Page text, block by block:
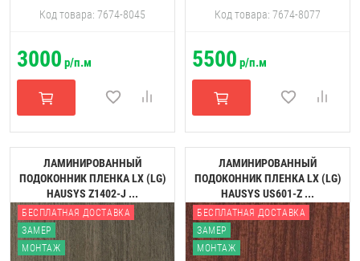
Код товара: 7674-8045
3000 р/п.м
Код товара: 7674-8077
5500 р/п.м
ЛАМИНИРОВАННЫЙ
ПОДОКОННИК ПЛЕНКА LX (LG)
HAUSYS Z1402-J ...
БЕСПЛАТНАЯ ДОСТАВКА
ЗАМЕР
МОНТАЖ
ЛАМИНИРОВАННЫЙ
ПОДОКОННИК ПЛЕНКА LX (LG)
HAUSYS US601-Z ...
БЕСПЛАТНАЯ ДОСТАВКА
ЗАМЕР
МОНТАЖ